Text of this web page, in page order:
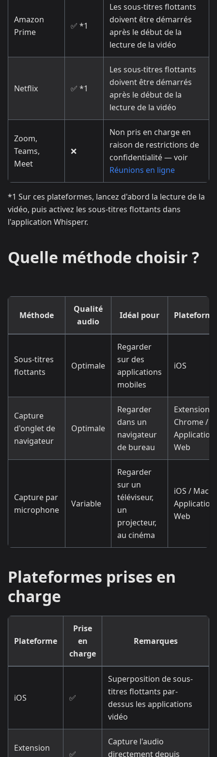
Amazon
Prime
✅ *1
Les sous-titres flottants
doivent être démarrés
après le début de la
lecture de la vidéo
Netflix ✅ *1
Les sous-titres flottants
doivent être démarrés
après le début de la
lecture de la vidéo
Zoom,
Teams,
Meet
❌
Non pris en charge en
raison de restrictions de
confidentialité — voir
Réunions en ligne
*1 Sur ces plateformes, lancez d'abord la lecture de la
vidéo, puis activez les sous-titres flottants dans
l'application Whisperr.
Quelle méthode choisir ?
Méthode
Qualité
audio
Idéal pour Plateforme
Sous-titres
flottants
Optimale
Regarder
sur des
applications
mobiles
iOS
Capture
d'onglet de
navigateur
Optimale
Regarder
dans un
navigateur
de bureau
Extension
Chrome /
Application
Web
Capture par
microphone
Variable
Regarder
sur un
téléviseur,
un
projecteur,
au cinéma
iOS / Mac /
Application
Web
Plateformes prises en
charge
Plateforme
Prise
en
charge
Remarques
iOS ✅
Superposition de sous-
titres flottants par-
dessus les applications
vidéo
Extension
✅
Capture l'audio
directement depuis